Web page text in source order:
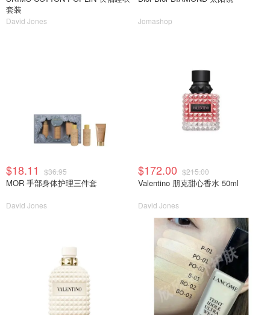
套装
David Jones Jomashop
$18.11 $36.95
MOR 手部身体护理三件套
David Jones
$172.00 $215.00
Valentino 朋克甜心香水 50ml
David Jones